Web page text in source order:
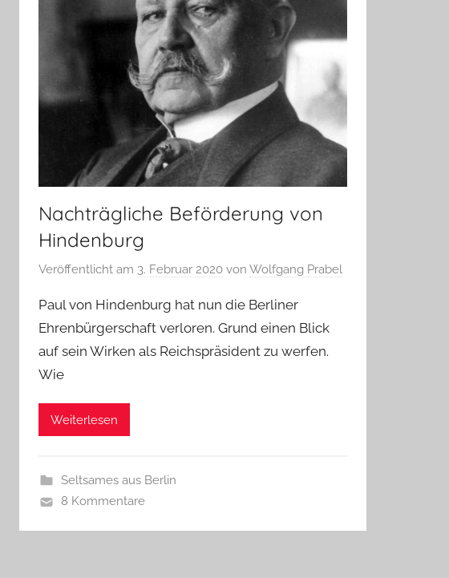
Nachträgliche Beförderung von
Hindenburg
Veröffentlicht am 3. Februar 2020 von Wolfgang Prabel
Paul von Hindenburg hat nun die Berliner
Ehrenbürgerschaft verloren. Grund einen Blick
auf sein Wirken als Reichspräsident zu werfen.
Wie
Weiterlesen
Seltsames aus Berlin
8 Kommentare